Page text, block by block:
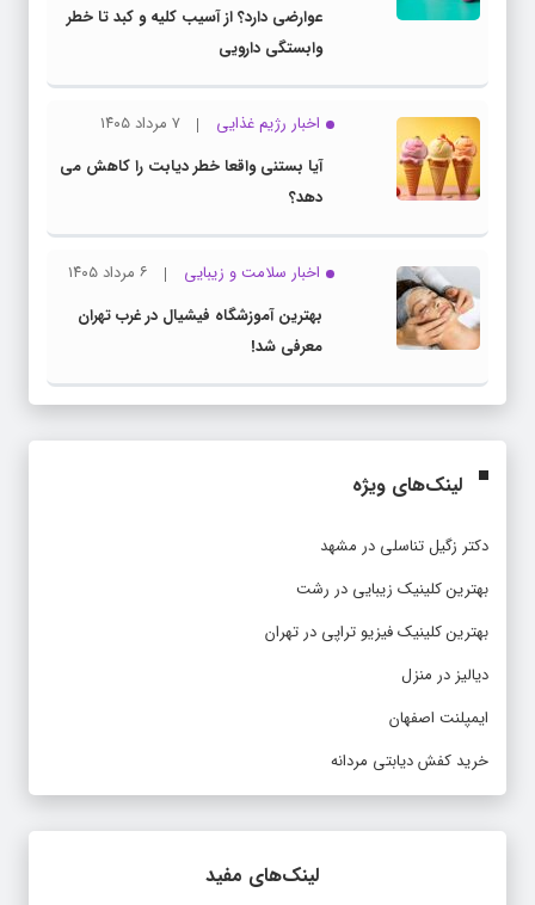
عوارضی دارد؟ از آسیب کلیه و کبد تا خطر
وابستگی دارویی
اخبار رژیم غذایی
۷ مرداد ۱۴۰۵
آیا بستنی واقعا خطر دیابت را کاهش می
دهد؟
اخبار سلامت و زیبایی
۶ مرداد ۱۴۰۵
بهترین آموزشگاه فیشیال در غرب تهران
معرفی شد!
لینک‌های ویژه
دکتر زگیل تناسلی در مشهد
بهترین کلینیک زیبایی در رشت
بهترین کلینیک فیزیو تراپی در تهران
دیالیز در منزل
ایمپلنت اصفهان
خرید کفش دیابتی مردانه
لینک‌های مفید